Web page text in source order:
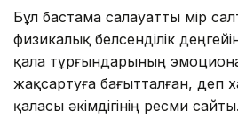
Бұл бастама салауатты өмір
физикалық белсенділік
қала тұрғындарының
жақсартуға бағытталған, деп
қаласы әкімдігінің ресми сайты.